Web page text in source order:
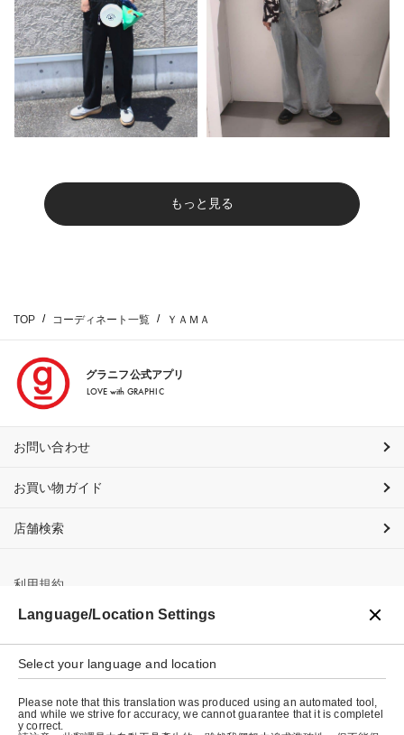
もっと見る
TOP コーディネート一覧 ＹＡＭＡ
グラニフ公式アプリ
LOVE with GRAPHIC
お問い合わせ
お買い物ガイド
店舗検索
利用規約
プライバシーポリシー
特定商取引法に基づく表示
会社概要
Language/Location Settings
Select your language and location
Please note that this translation was produced using an automated tool,
and while we strive for accuracy, we cannot guarantee that it is completel
y correct.